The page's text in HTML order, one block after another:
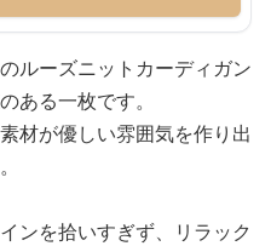
ルーズニットカーディガン
ある一枚です。
材が優しい雰囲気を作り出
ンを拾いすぎず、リラック